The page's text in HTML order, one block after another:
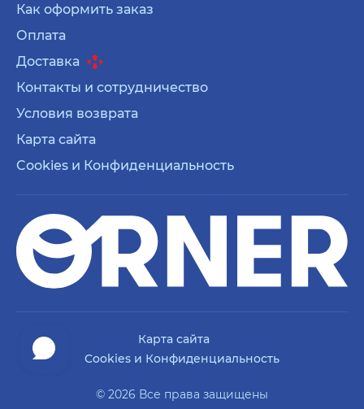
Как оформить заказ
Оплата
Доставка
Контакты и сотрудничество
Условия возврата
Карта сайта
Cookies и Конфиденциальность
© 2026 Все права защищены
Карта сайта
Cookies и Конфиденциальность